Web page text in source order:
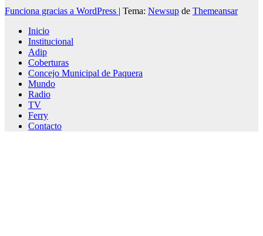
Funciona gracias a WordPress | Tema: Newsup de Themeansar
Inicio
Institucional
Adip
Coberturas
Concejo Municipal de Paquera
Mundo
Radio
TV
Ferry
Contacto